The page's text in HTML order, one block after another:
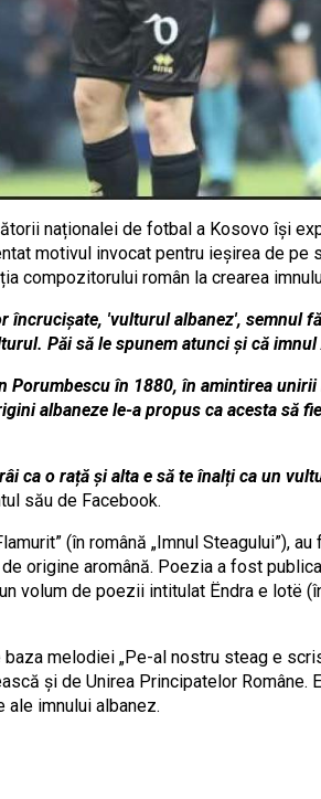
naționalei de fotbal a Kosovo își
motivul invocat pentru ieșirea de pe
compozitorului român la crearea
'vulturul albanez', semnul
Păi să le spunem atunci și că
Porumbescu în 1880, în amintirea
albaneze le-a propus ca acesta să
ca o rață și alta e să te înalți ca un
său de Facebook.
(în română „Imnul Steagului”),
origine aromână. Poezia a fost
volum de poezii intitulat Ëndra e lotë
melodiei „Pe-al nostru steag e
și de Unirea Principatelor Române.
imnului albanez.